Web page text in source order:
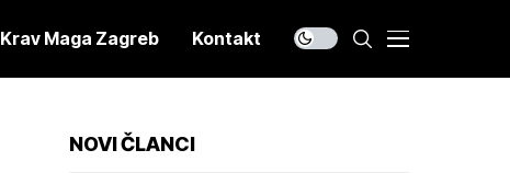
Krav Maga Zagreb Kontakt
NOVI ČLANCI